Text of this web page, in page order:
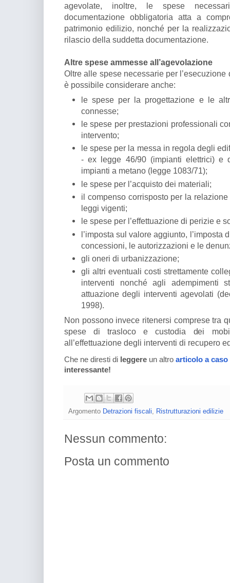
agevolate, inoltre, le spese
documentazione obbligatoria atta a
patrimonio edilizio, nonché per la
rilascio della suddetta documentazione.
Altre spese ammesse all’agevolazione
Oltre alle spese necessarie per
è possibile considerare anche:
le spese per la progettazione e le
connesse;
le spese per prestazioni professionali
intervento;
le spese per la messa in regola degli
- ex legge 46/90 (impianti elettrici) e
impianti a metano (legge 1083/71);
le spese per l’acquisto dei materiali;
il compenso corrisposto per la
leggi vigenti;
le spese per l’effettuazione di perizie e
l’imposta sul valore aggiunto, l’imposta
concessioni, le autorizzazioni e le
gli oneri di urbanizzazione;
gli altri eventuali costi strettamente
interventi nonché agli adempimenti
attuazione degli interventi agevolati
1998).
Non possono invece ritenersi comprese tra
spese di trasloco e custodia dei
all’effettuazione degli interventi di recupero
Che ne diresti di leggere un altro articolo a caso
interessante!
Argomento Detrazioni fiscali, Ristrutturazioni edilizie
Nessun commento:
Posta un commento